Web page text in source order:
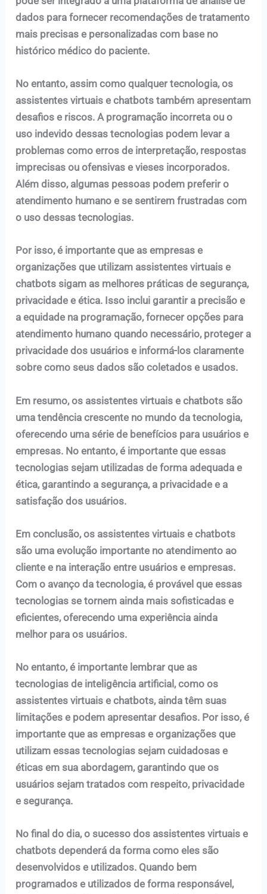
dados para fornecer recomendações de tratamento
mais precisas e personalizadas com base no
histórico médico do paciente.
No entanto, assim como qualquer tecnologia, os
assistentes virtuais e chatbots também apresentam
desafios e riscos. A programação incorreta ou o
uso indevido dessas tecnologias podem levar a
problemas como erros de interpretação, respostas
imprecisas ou ofensivas e vieses incorporados.
Além disso, algumas pessoas podem preferir o
atendimento humano e se sentirem frustradas com
o uso dessas tecnologias.
Por isso, é importante que as empresas e
organizações que utilizam assistentes virtuais e
chatbots sigam as melhores práticas de segurança,
privacidade e ética. Isso inclui garantir a precisão e
a equidade na programação, fornecer opções para
atendimento humano quando necessário, proteger a
privacidade dos usuários e informá-los claramente
sobre como seus dados são coletados e usados.
Em resumo, os assistentes virtuais e chatbots são
uma tendência crescente no mundo da tecnologia,
oferecendo uma série de benefícios para usuários e
empresas. No entanto, é importante que essas
tecnologias sejam utilizadas de forma adequada e
ética, garantindo a segurança, a privacidade e a
satisfação dos usuários.
Em conclusão, os assistentes virtuais e chatbots
são uma evolução importante no atendimento ao
cliente e na interação entre usuários e empresas.
Com o avanço da tecnologia, é provável que essas
tecnologias se tornem ainda mais sofisticadas e
eficientes, oferecendo uma experiência ainda
melhor para os usuários.
No entanto, é importante lembrar que as
tecnologias de inteligência artificial, como os
assistentes virtuais e chatbots, ainda têm suas
limitações e podem apresentar desafios. Por isso, é
importante que as empresas e organizações que
utilizam essas tecnologias sejam cuidadosas e
éticas em sua abordagem, garantindo que os
usuários sejam tratados com respeito, privacidade
e segurança.
No final do dia, o sucesso dos assistentes virtuais e
chatbots dependerá da forma como eles são
desenvolvidos e utilizados. Quando bem
programados e utilizados de forma responsável,